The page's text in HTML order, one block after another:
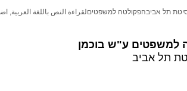
למשפטים ע"ש בוכמן
תל אביב
תל אביבהפקולטה למשפטיםلقراءة النص باللغة العربية,